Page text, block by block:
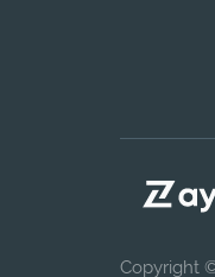
Copyright ©